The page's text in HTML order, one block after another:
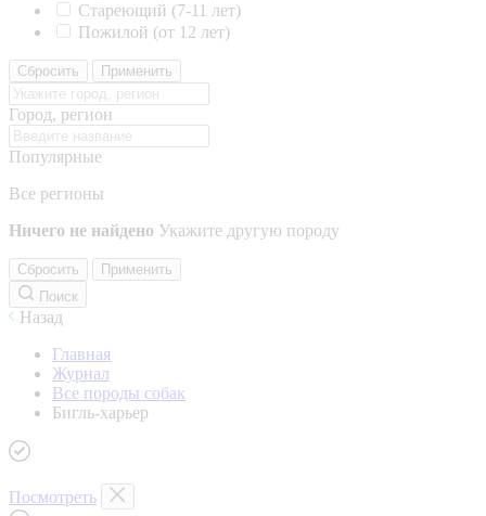
Стареющий (7-11 лет)
Пожилой (от 12 лет)
Сбросить Применить
Город, регион
Популярные
Все регионы
Ничего не найдено Укажите другую породу
Сбросить
Применить
Поиск
Назад
Главная
Журнал
Все породы собак
Бигль-харьер
Посмотреть